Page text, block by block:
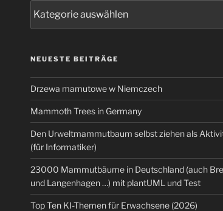
NEUESTE BEITRÄGE
Drzewa mamutowe w Niemczech
Mammoth Trees in Germany
Den Urweltmammutbaum selbst ziehen als
(für Informatiker)
23000 Mammutbäume in Deutschland (auch
und Langenhagen …) mit plantUML und Test
Top Ten KI-Themen für Erwachsene (2026)